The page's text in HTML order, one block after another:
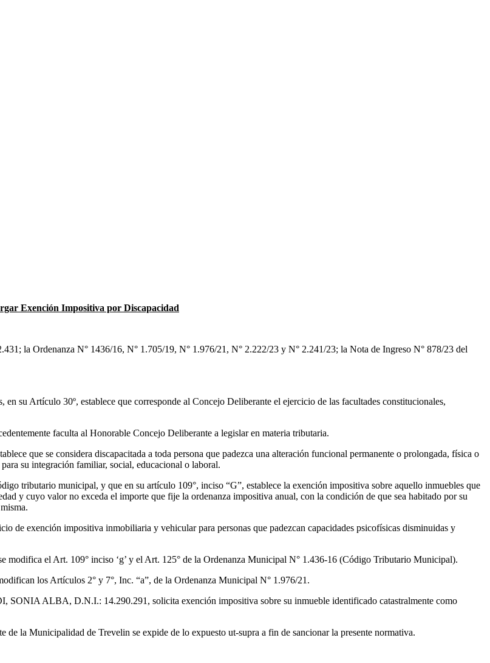
Exención Impositiva por Discapacidad
N° 1436/16, N° 1.705/19, N° 1.976/21, N° 2.222/23 y N° 2.241/23; la Nota de Ingreso N° 878/23 del
establece que corresponde al Concejo Deliberante el ejercicio de las facultades constitucionales,
al Honorable Concejo Deliberante a legislar en materia tributaria.
discapacitada a toda persona que padezca una alteración funcional permanente o prolongada, física o
su integración familiar, social, educacional o laboral.
y que en su artículo 109°, inciso “G”, establece la exención impositiva sobre aquello inmuebles que
y cuyo valor no exceda el importe que fije la ordenanza impositiva anual, con la condición de que sea habitado por su
inmobiliaria y vehicular para personas que padezcan capacidades psicofísicas disminuidas y
inciso ‘g’ y el Art. 125° de la Ordenanza Municipal N° 1.436-16 (Código Tributario Municipal).
2° y 7°, Inc. “a”, de la Ordenanza Municipal N° 1.976/21.
14.290.291, solicita exención impositiva sobre su inmueble identificado catastralmente como
de Trevelin se expide de lo expuesto ut-supra a fin de sancionar la presente normativa.